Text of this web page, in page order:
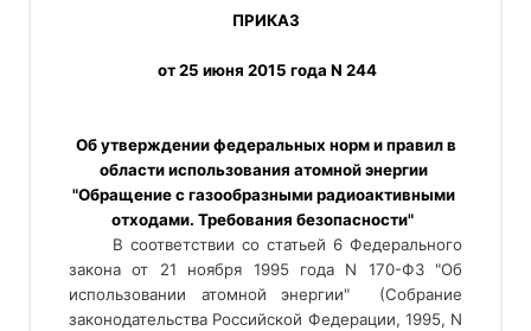
ПРИКАЗ
от 25 июня 2015 года N 244
области использования атомной энергии
"Обращение с газообразными радиоактивными
отходами. Требования безопасности"
В соответствии со статьей 6 Федерального
закона от 21 ноября 1995 года N 170-ФЗ "Об
использовании атомной энергии"  (Собрание
законодательства Российской Федерации, 1995, N